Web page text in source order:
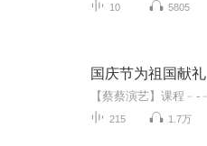
10 5805
国庆节为祖国献礼
215 1.7万